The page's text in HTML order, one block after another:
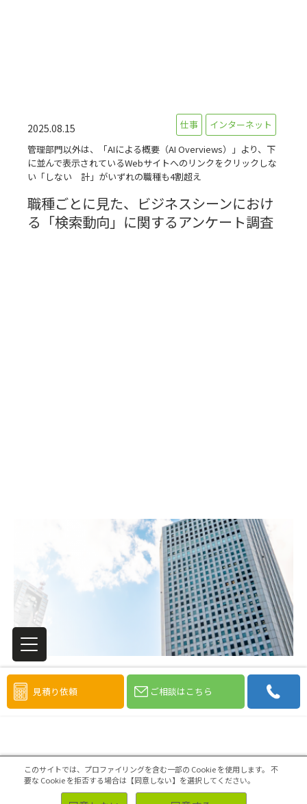
2025.08.15 仕事
インターネット
管理部門以外は、「AIによる概要（AI Overviews）」より、下
に並んで表示されているWebサイトへのリンクをクリックしな
い「しない 計」がいずれの職種も4割超え
職種ごとに見た、ビジネスシーンにおけ
る「検索動向」に関するアンケート調査
見積り依頼 ご相談はこちら
このサイトでは、プロファイリングを含む一部の Cookie を使用します。 不
要な Cookie を拒否する場合は【同意しない】を選択してください。